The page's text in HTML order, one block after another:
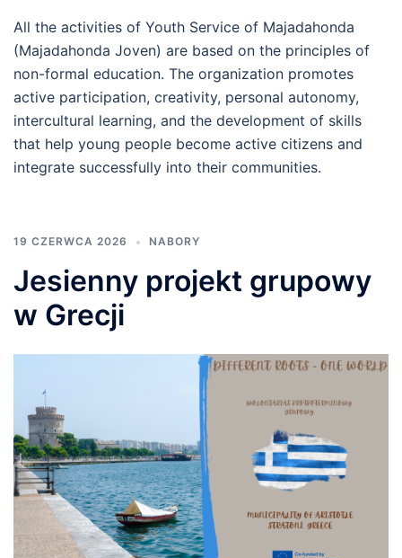
All the activities of Youth Service of Majadahonda
(Majadahonda Joven) are based on the principles of
non-formal education. The organization promotes
active participation, creativity, personal autonomy,
intercultural learning, and the development of skills
that help young people become active citizens and
integrate successfully into their communities.
19 CZERWCA 2026 NABORY
Jesienny projekt grupowy
w Grecji